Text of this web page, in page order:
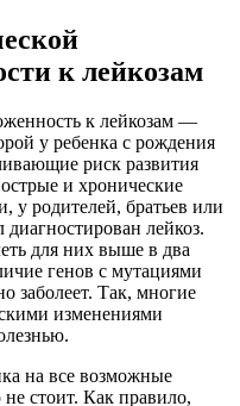
к лейкозам
к лейкозам —
у ребенка с рождения
риск развития
и хронические
у родителей, братьев или
диагностирован лейкоз.
для них выше в два
генов с мутациями
заболеет. Так, многие
изменениями
на все возможные
стоит. Как правило,